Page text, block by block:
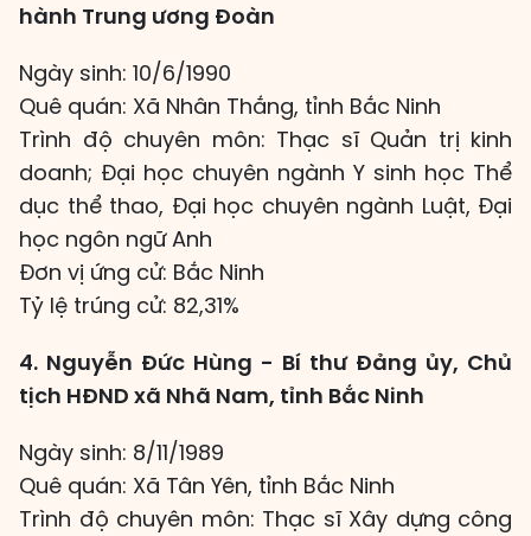
hành Trung ương Đoàn
Ngày sinh: 10/6/1990
Quê quán: Xã Nhân Thắng, tỉnh Bắc Ninh
Trình độ chuyên môn: Thạc sĩ Quản trị kinh
doanh; Đại học chuyên ngành Y sinh học Thể
dục thể thao, Đại học chuyên ngành Luật, Đại
học ngôn ngữ Anh
Đơn vị ứng cử: Bắc Ninh
Tỷ lệ trúng cử: 82,31%
4. Nguyễn Đức Hùng - Bí thư Đảng ủy, Chủ
tịch HĐND xã Nhã Nam, tỉnh Bắc Ninh
Ngày sinh: 8/11/1989
Quê quán: Xã Tân Yên, tỉnh Bắc Ninh
Trình độ chuyên môn: Thạc sĩ Xây dựng công